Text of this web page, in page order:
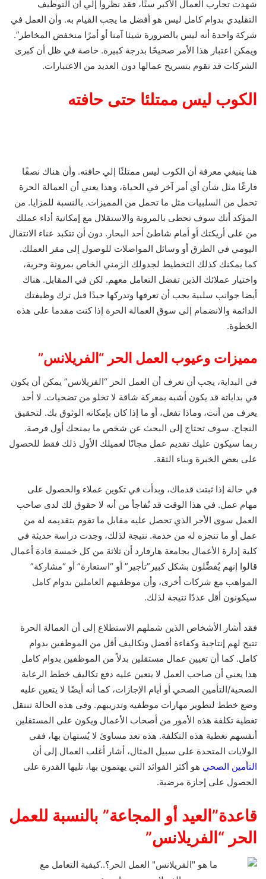
شهدت تجارب العمال الأكبر سنًا، فقد نظروا إلي أن التوظيف
التقليدي بدوام كامل ليس هو أفضل ما يجب القيام به. وأن العمل في
شركة واحدة أنه ليس بالضرورة شيئا آمنا أو أمرًا منخفض المخاطر”.
ويمكن اعتبار هذا الأمر صحيحًا بدرجة كبيرة. خاصة في ظل أن كبرى
الشركات قد تقوم بتسريح عمالها دون العديد من الاعتبارات.
الكوب ليس ممتلئا حتى حافته
هنا ينبغي معرفة أن الكوب ليس ممتلئًا إلي حافته. وأن هناك نصفًا
فارغًا مثل شأن أي أمر آخر في الحياة، وهذا يعني أن العمالة الحرة
تحمل من السلبيات مثل ما تحمل من المميزات. بالنسبة للمزايا. من
المؤكد أنك سوف تحظى بالمرونة والاستقلال مع إمكانية أداء عملك
من على أريكتك أو أمام شاطئ أحد البحار. دون أن تتكبد عناء الانتقال
اليومي في الطرق أو وسائل المواصلات للوصول إلى مقر العملك.
كما يمكنك كذلك التخطيط لجدولك الزمني الخاص بمرونة وحرية،
واختيار عملائك الذين تفضل التعامل معهم. لكن في المقابل. هناك
أيضا جوانب سلبية يجب أن تعرفها وتدركها جيدًا قبل ترك وظيفتك
الدائمة والانضمام إلى سوق العمالة الحرة إذا كنت مقدما على هذه
الخطوة.
مميزات وعيوب العمل الحر “الفريلانس”
في البداية، يجب أن تعرف أن العمل الحر “الفريلانس” يمكن أن يكون
في بداياته قد يكون أشبه بمعركة شاقة لا تخلو من تضحيات. لا أحد
يعرف من أنت، وماذا تفعل، أو ما إذا كان بإمكانه الوثوق بك. لتحقيق
النجاح. سوف تحتاج إلى البحث عن شخص ما يمنحك أول فرصة.
ربما سيكون عليك تقديم عمل مجانًا لعميلك الأول ذلك فقط للحصول
على بعض الخبرة وبناء الثقة.
في حالة إذا ثبتت قدماك، وبدأت في تكوين عملاء والحصول على
مهام عمل. في هذا الوقت قد تُفاجأ من أنه لا حقوق لك لدى صاحب
العمل سوى الأجر الذي تحصل عليه مقابل ما تقوم بتقديمه له من
عمل أو ما تنجزه له من خدمة. نتيجة لذلك، وجدت دراسة حديثة في
كلية إدارة الأعمال بجامعة هارفارد أن ثلاثة من كل خمسة قادة أعمال
قالوا إنهم يُفضِّلون بشكل كبير”تأجير” أو “استعارة” أو “مشاركة”
المواهب مع شركات أخرى، وأن موظفيهم العاملين بدوام كامل
سيكونون أقل عددًا نتيجة لذلك.
فقد أشار الأشخاص الذين شملهم الاستطلاع إلى أن العمالة الحرة
تتيح لهم إنتاجية وكفاءة أفضل وتكاليف أقل من الموظفين بدوام
كامل. كما أن تعيين عمال مستقلين بدلاً من الموظفين بدوام كامل
هذا يعني أن صاحب العمل لا يتعين عليه دفع تكاليف خطط الرعاية
الصحية/التأمين الصحي أو أيام الإجازات، كما أنه أيضًا لا يتعين عليه
وضع خطط لتطوير مهارات موظفيه وتدريبهم. وفى هذه الحالة تنتقل
تغطية تكلفة هذه الأمور من أصحاب الأعمال ويكون على المستقلين
أنفسهم تغطية هذه التكلفة. هذه تعد مساوئ لا يُستهان بها، ففي
الولايات المتحدة على سبيل المثال، أشار أغلب العمال إلى أن
التأمين الصحي هو أكثر الفوائد التي يهتمون بها، تليها القدرة على
الحصول على إجازة مرضية.
قاعدة”العيد أو المجاعة” بالنسبة للعمل
الحر “الفريلانس”